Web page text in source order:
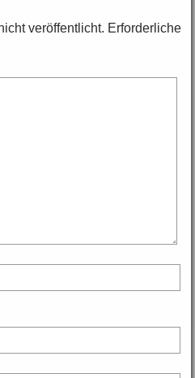
veröffentlicht. Erforderliche